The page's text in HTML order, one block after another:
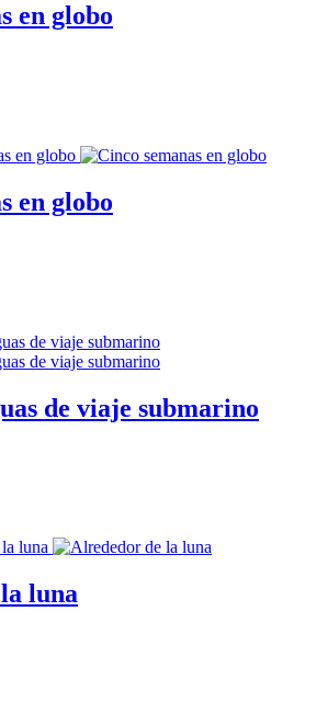
en globo
en globo
de viaje submarino
luna